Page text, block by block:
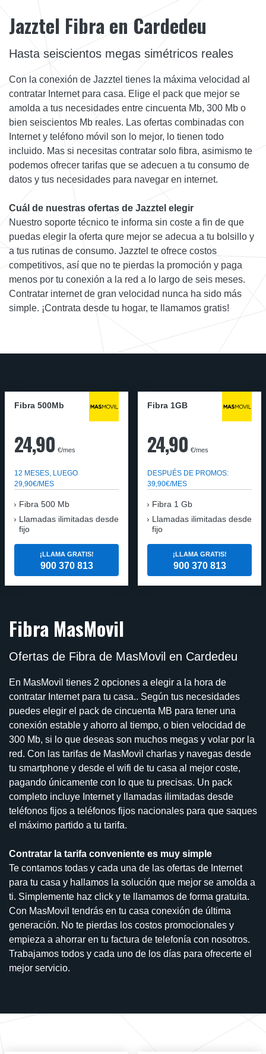
Jazztel Fibra en Cardedeu
Hasta seiscientos megas simétricos reales
Con la conexión de Jazztel tienes la máxima velocidad al
contratar Internet para casa. Elige el pack que mejor se
amolda a tus necesidades entre cincuenta Mb, 300 Mb o
bien seiscientos Mb reales. Las ofertas combinadas con
Internet y teléfono móvil son lo mejor, lo tienen todo
incluido. Mas si necesitas contratar solo fibra, asimismo te
podemos ofrecer tarifas que se adecuen a tu consumo de
datos y tus necesidades para navegar en internet.
Cuál de nuestras ofertas de Jazztel elegir
Nuestro soporte técnico te informa sin coste a fin de que
puedas elegir la oferta qure mejor se adecua a tu bolsillo y
a tus rutinas de consumo. Jazztel te ofrece costos
competitivos, así que no te pierdas la promoción y paga
menos por tu conexión a la red a lo largo de seis meses.
Contratar internet de gran velocidad nunca ha sido más
simple. ¡Contrata desde tu hogar, te llamamos gratis!
Fibra 500Mb
24,90 €/mes
12 MESES, LUEGO
29,90€/MES
Fibra 500 Mb
Llamadas ilimitadas desde
fijo
¡LLAMA GRATIS!
900 370 813
Fibra 1GB
24,90 €/mes
DESPUÉS DE PROMOS:
39,90€/MES
Fibra 1 Gb
Llamadas ilimitadas desde
fijo
¡LLAMA GRATIS!
900 370 813
Fibra MasMovil
Ofertas de Fibra de MasMovil en Cardedeu
En MasMovil tienes 2 opciones a elegir a la hora de
contratar Internet para tu casa.. Según tus necesidades
puedes elegir el pack de cincuenta MB para tener una
conexión estable y ahorro al tiempo, o bien velocidad de
300 Mb, si lo que deseas son muchos megas y volar por la
red. Con las tarifas de MasMovil charlas y navegas desde
tu smartphone y desde el wifi de tu casa al mejor coste,
pagando únicamente con lo que tu precisas. Un pack
completo incluye Internet y llamadas ilimitadas desde
teléfonos fijos a teléfonos fijos nacionales para que saques
el máximo partido a tu tarifa.
Contratar la tarifa conveniente es muy simple
Te contamos todas y cada una de las ofertas de Internet
para tu casa y hallamos la solución que mejor se amolda a
ti. Simplemente haz click y te llamamos de forma gratuita.
Con MasMovil tendrás en tu casa conexión de última
generación. No te pierdas los costos promocionales y
empieza a ahorrar en tu factura de telefonía con nosotros.
Trabajamos todos y cada uno de los días para ofrecerte el
mejor servicio.